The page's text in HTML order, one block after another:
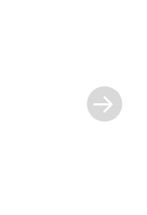
entrada